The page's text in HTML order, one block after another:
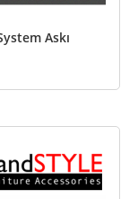
Askı